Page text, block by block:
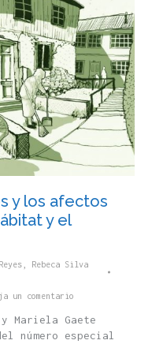
y los afectos
y el
Rebeca Silva
un comentario
Mariela Gaete
número especial